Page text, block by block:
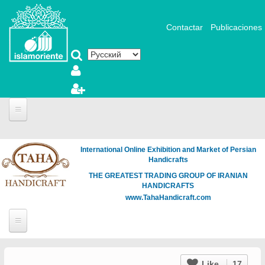
Перейти к основному содержанию
Contactar Publicaciones
Fotografía y Arte
Videos
Noticias
International Online Exhibition and Market of Persian
Handicrafts
THE GREATEST TRADING GROUP OF IRANIAN
HANDICRAFTS
www.TahaHandicraft.com